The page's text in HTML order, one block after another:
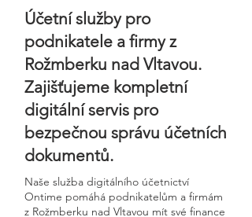
Účetní služby pro
podnikatele a firmy z
Rožmberku nad Vltavou.
Zajišťujeme kompletní
digitální servis pro
bezpečnou správu účetních
dokumentů.
Naše služba digitálního účetnictví
Ontime pomáhá podnikatelům a firmám
z Rožmberku nad Vltavou mít své finance